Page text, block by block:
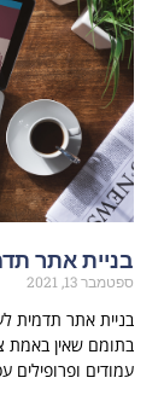
בניית אתר
ספטמבר 13, 2021
בניית אתר תדמית
בתומם שאין באמת
עמודים ופרופילים